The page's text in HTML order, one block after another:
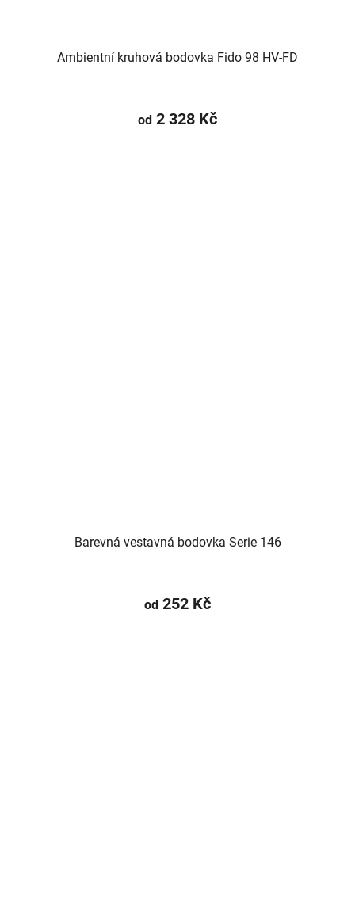
Ambientní kruhová bodovka Fido 98 HV-FD
od 2 328 Kč
Barevná vestavná bodovka Serie 146
od 252 Kč